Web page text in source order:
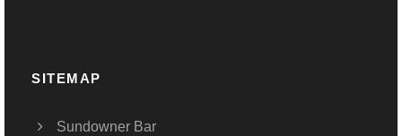
SITEMAP
Sundowner Bar